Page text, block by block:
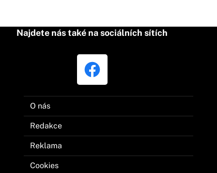
Najdete nás také na sociálních sítích
O nás
Redakce
Reklama
Cookies